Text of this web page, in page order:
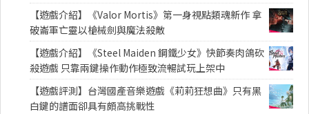
【遊戲介紹】《Valor Mortis》第一身視點類魂新作 拿
破崙軍亡靈以槍械劍與魔法殺敵
【遊戲介紹】《Steel Maiden 鋼鐵少女》快節奏肉鴿砍
殺遊戲 只靠兩鍵操作動作極致流暢試玩上架中
【遊戲評測】台灣國產音樂遊戲《莉莉狂想曲》只有黑
白鍵的譜面卻具有頗高挑戰性